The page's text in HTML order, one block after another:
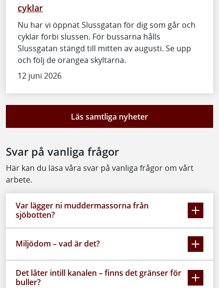
cyklar
Nu har vi öppnat Slussgatan för dig som går och
cyklar förbi slussen. För bussarna hålls
Slussgatan stängd till mitten av augusti. Se upp
och följ de orangea skyltarna.
12 juni 2026
Läs samtliga nyheter
Svar på vanliga frågor
Här kan du läsa våra svar på vanliga frågor om vårt
arbete.
Var lägger ni muddermassorna från
sjöbotten?
Miljödom – vad är det?
Det låter intill kanalen – finns det gränser för
buller?